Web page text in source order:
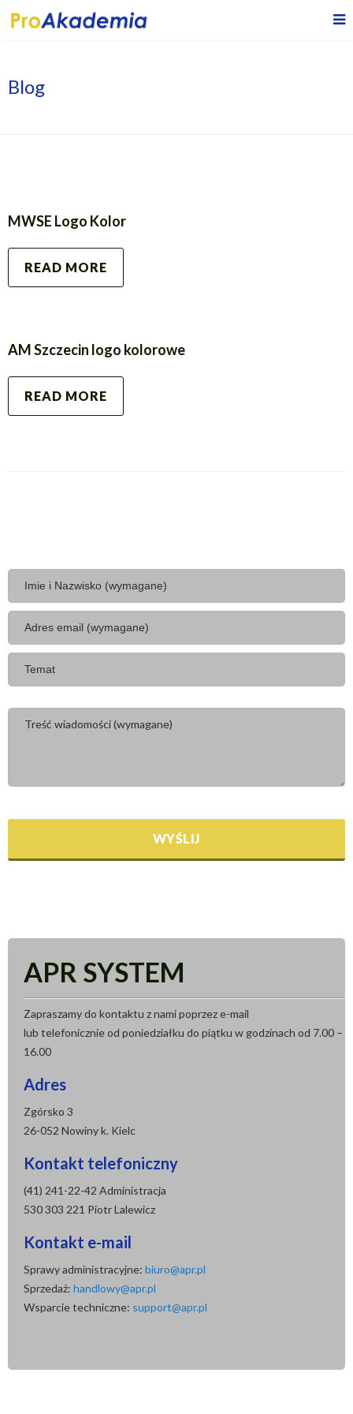
Blog
MWSE Logo Kolor
READ MORE
AM Szczecin logo kolorowe
READ MORE
APR SYSTEM
Zapraszamy do kontaktu z nami poprzez e-mail
lub telefonicznie od poniedziałku do piątku w godzinach od 7.00 –
16.00
Adres
Zgórsko 3
26-052 Nowiny k. Kielc
Kontakt telefoniczny
(41) 241-22-42 Administracja
530 303 221 Piotr Lalewicz
Kontakt e-mail
Sprawy administracyjne: biuro@apr.pl
Sprzedaż: handlowy@apr.pl
Wsparcie techniczne: support@apr.pl